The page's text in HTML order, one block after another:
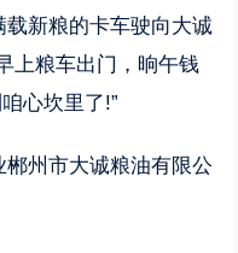
新粮的卡车驶向大诚
上粮车出门，晌午钱
心坎里了!”
州市大诚粮油有限公